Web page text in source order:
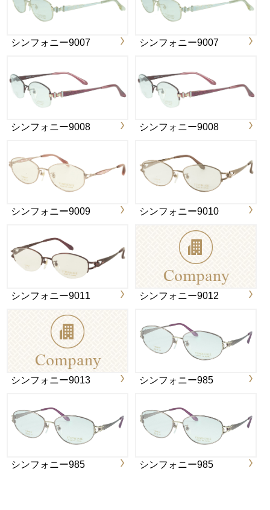
シンフォニー9007 シンフォニー9007
シンフォニー9008 シンフォニー9008
シンフォニー9009 シンフォニー9010
シンフォニー9011 シンフォニー9012
シンフォニー9013 シンフォニー985
シンフォニー985 シンフォニー985